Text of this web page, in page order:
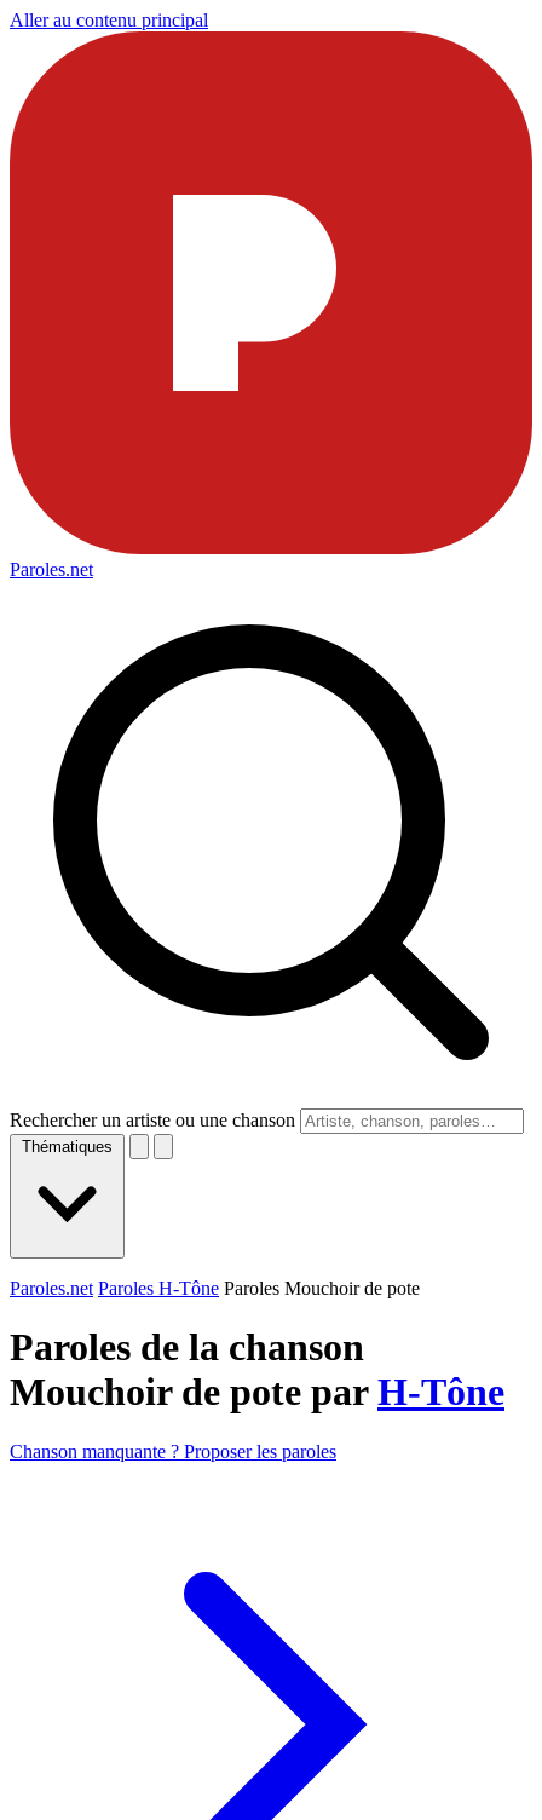
Aller au contenu principal
Paroles.net
Rechercher un artiste ou une chanson
Thématiques
Paroles.net Paroles H-Tône Paroles Mouchoir de pote
Paroles de la chanson
Mouchoir de pote parH-Tône
Chanson manquante ? Proposer les paroles